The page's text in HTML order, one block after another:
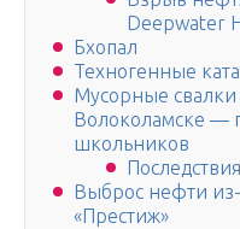
Deepwater
Бхопал
Техногенные
Мусорные
Волоколамске —
школьников
Последствия
Выброс нефти
«Престиж»